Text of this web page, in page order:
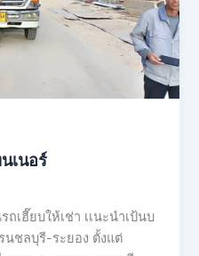
เนอร์
เฮี๊ยบให้เช่า เเนะนำเป้นบ
นชลบุรี-ระยอง ตั้งแต่